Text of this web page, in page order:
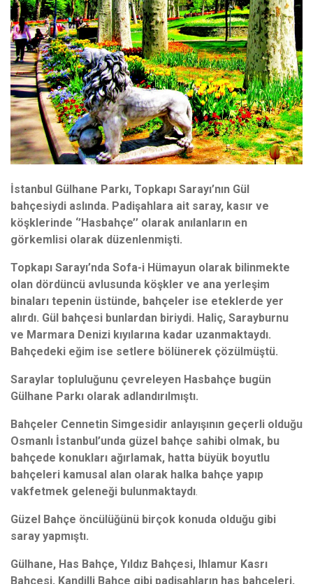
İstanbul Gülhane Parkı, Topkapı Sarayı’nın Gül
bahçesiydi aslında. Padişahlara ait saray, kasır ve
köşklerinde ‘’Hasbahçe’’ olarak anılanların en
görkemlisi olarak düzenlenmişti.
Topkapı Sarayı’nda Sofa-i Hümayun olarak bilinmekte
olan dördüncü avlusunda köşkler ve ana yerleşim
binaları tepenin üstünde, bahçeler ise eteklerde yer
alırdı. Gül bahçesi bunlardan biriydi. Haliç, Sarayburnu
ve Marmara Denizi kıyılarına kadar uzanmaktaydı.
Bahçedeki eğim ise setlere bölünerek çözülmüştü.
Saraylar topluluğunu çevreleyen Hasbahçe bugün
Gülhane Parkı olarak adlandırılmıştı.
Bahçeler Cennetin Simgesidir anlayışının geçerli olduğu
Osmanlı İstanbul’unda güzel bahçe sahibi olmak, bu
bahçede konukları ağırlamak, hatta büyük boyutlu
bahçeleri kamusal alan olarak halka bahçe yapıp
vakfetmek geleneği bulunmaktaydı
Güzel Bahçe öncülüğünü birçok konuda olduğu gibi
saray yapmıştı.
Gülhane, Has Bahçe, Yıldız Bahçesi, Ihlamur Kasrı
Bahçesi, Kandilli Bahçe gibi padişahların has bahçeleri,